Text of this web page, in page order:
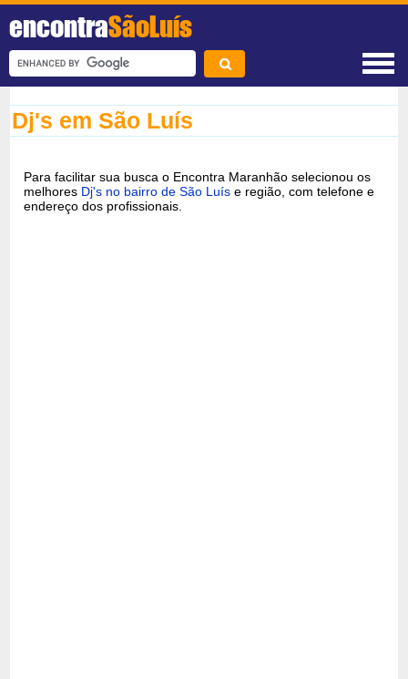
encontraSãoLuís
Dj's em São Luís
Para facilitar sua busca o Encontra Maranhão selecionou os
melhores Dj's no bairro de São Luís e região, com telefone e
endereço dos profissionais.